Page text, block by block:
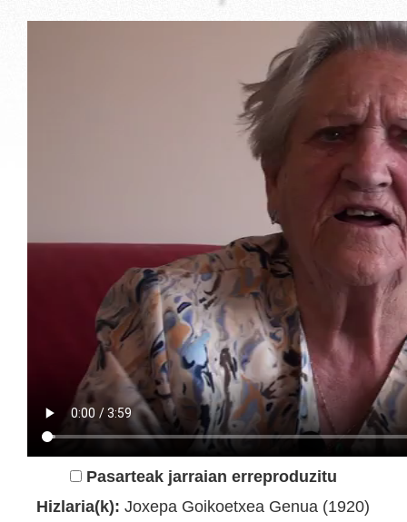
Pasarteak jarraian erreproduzitu
Hizlaria(k): Joxepa Goikoetxea Genua (1920)